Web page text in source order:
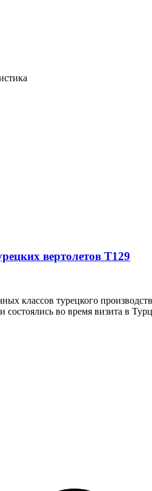
вертолетов T129
классов турецкого
во время визита в